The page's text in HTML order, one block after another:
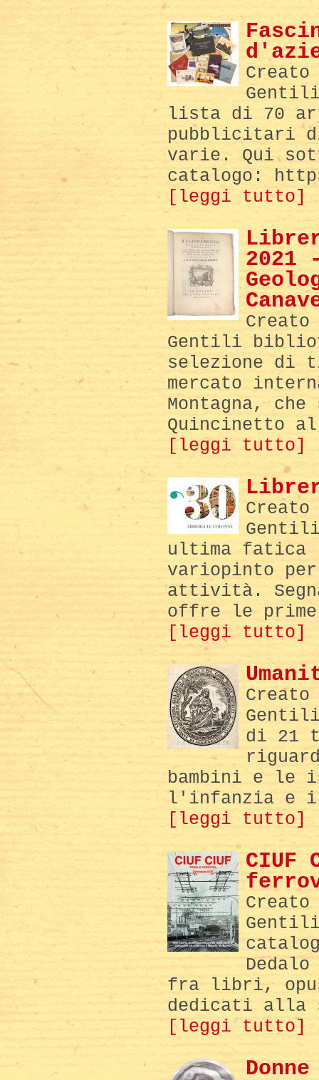
lista di 70
pubblicitari
varie. Qui
catalogo:
[leggi tutto]
2021
Gentili
selezione di
mercato
Montagna,
Quincinetto
[leggi tutto]
ultima fatica
variopinto
attività.
offre le
[leggi tutto]
di 21
bambini e le
l'infanzia e il
[leggi tutto]
CIUF
fra libri,
dedicati alla
[leggi tutto]